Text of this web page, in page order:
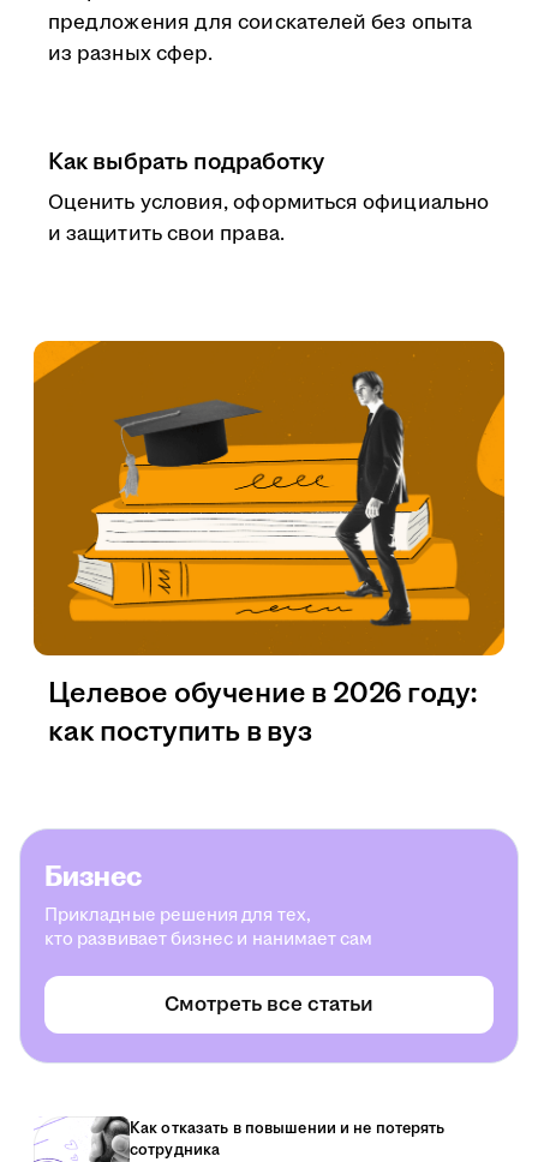
предложения для соискателей без опыта
из разных сфер.
Как выбрать подработку
Оценить условия, оформиться официально
и защитить свои права.
Целевое обучение в 2026 году:
как поступить в вуз
Бизнес
Прикладные решения для тех,
кто развивает бизнес и нанимает сам
Смотреть все статьи
Как отказать в повышении и не потерять
сотрудника